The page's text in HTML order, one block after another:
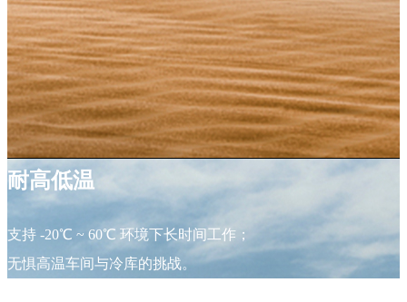
耐高低温
支持 -20℃ ~ 60℃ 环境下长时间工作；
无惧高温车间与冷库的挑战。